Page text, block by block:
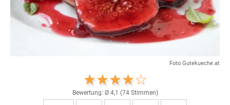
Foto Gutekueche.at
Bewertung: Ø 4,1 (74Stimmen)